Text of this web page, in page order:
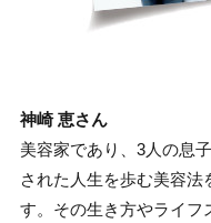
神崎 恵さん
美容家であり、3人の息
された人生を歩む美容
す。その生き方やライフ